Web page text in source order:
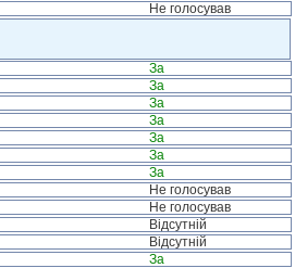
Не голосував
За
За
За
За
За
За
За
Не голосував
Не голосував
Відсутній
Відсутній
За